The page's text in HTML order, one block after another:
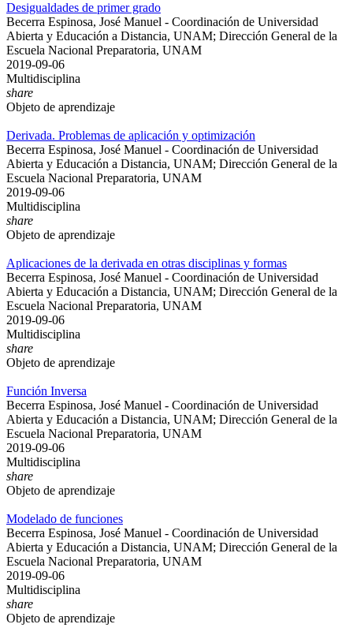
Desigualdades de primer grado
Becerra Espinosa, José Manuel - Coordinación de Universidad
Abierta y Educación a Distancia, UNAM; Dirección General de la
Escuela Nacional Preparatoria, UNAM
2019-09-06
Multidisciplina
share
Objeto de aprendizaje
Derivada. Problemas de aplicación y optimización
Becerra Espinosa, José Manuel - Coordinación de Universidad
Abierta y Educación a Distancia, UNAM; Dirección General de la
Escuela Nacional Preparatoria, UNAM
2019-09-06
Multidisciplina
share
Objeto de aprendizaje
Aplicaciones de la derivada en otras disciplinas y formas
Becerra Espinosa, José Manuel - Coordinación de Universidad
Abierta y Educación a Distancia, UNAM; Dirección General de la
Escuela Nacional Preparatoria, UNAM
2019-09-06
Multidisciplina
share
Objeto de aprendizaje
Función Inversa
Becerra Espinosa, José Manuel - Coordinación de Universidad
Abierta y Educación a Distancia, UNAM; Dirección General de la
Escuela Nacional Preparatoria, UNAM
2019-09-06
Multidisciplina
share
Objeto de aprendizaje
Modelado de funciones
Becerra Espinosa, José Manuel - Coordinación de Universidad
Abierta y Educación a Distancia, UNAM; Dirección General de la
Escuela Nacional Preparatoria, UNAM
2019-09-06
Multidisciplina
share
Objeto de aprendizaje